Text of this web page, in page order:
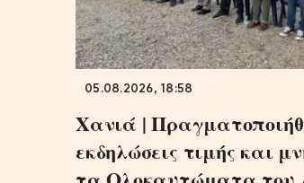
05.08.2026, 18:58
Χανιά |
εκδηλώσεις τιμής και